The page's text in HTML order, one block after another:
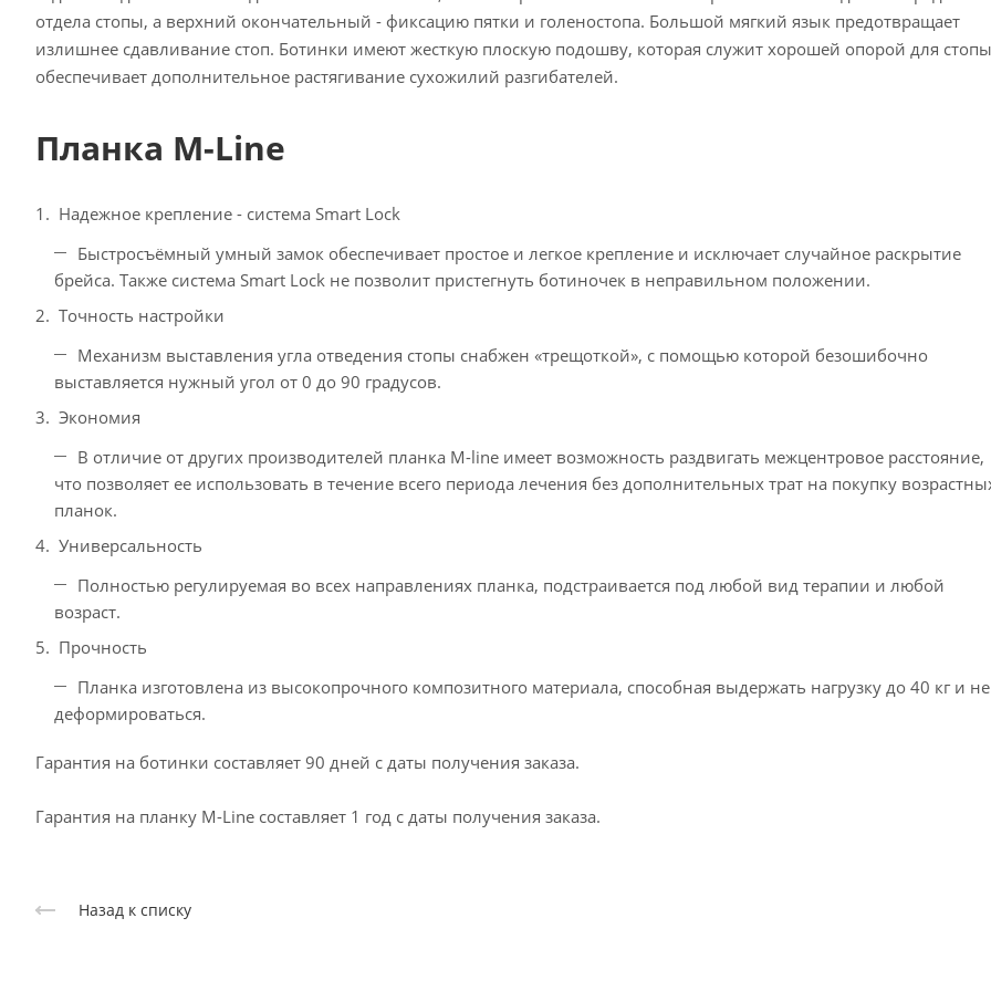
отдела стопы, а верхний окончательный - фиксацию пятки и голеностопа. Большой мягкий язык предотвращает
излишнее сдавливание стоп. Ботинки имеют жесткую плоскую подошву, которая служит хорошей опорой для
обеспечивает дополнительное растягивание сухожилий разгибателей.
Планка M-Line
Надежное крепление - система Smart Lock
Быстросъёмный умный замок обеспечивает простое и легкое крепление и исключает случайное раскрытие
брейса. Также система Smart Lock не позволит пристегнуть ботиночек в неправильном положении.
Точность настройки
Механизм выставления угла отведения стопы снабжен «трещоткой», с помощью которой безошибочно
выставляется нужный угол от 0 до 90 градусов.
Экономия
В отличие от других производителей планка M-line имеет возможность раздвигать межцентровое расстояние,
что позволяет ее использовать в течение всего периода лечения без дополнительных трат на покупку
планок.
Универсальность
Полностью регулируемая во всех направлениях планка, подстраивается под любой вид терапии и любой
возраст.
Прочность
Планка изготовлена из высокопрочного композитного материала, способная выдержать нагрузку до 40 кг и не
деформироваться.
Гарантия на ботинки составляет 90 дней с даты получения заказа.
Гарантия на планку M-Line составляет 1 год с даты получения заказа.
Назад к списку